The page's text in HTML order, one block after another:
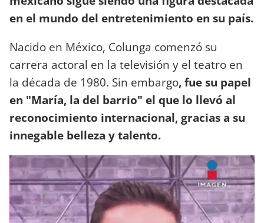
en el mundo del entretenimiento en su país.
Nacido en México, Colunga comenzó su
carrera actoral en la televisión y el teatro en
la década de 1980. Sin embargo, fue su papel
en "María, la del barrio" el que lo llevó al
reconocimiento internacional, gracias a su
innegable belleza y talento.